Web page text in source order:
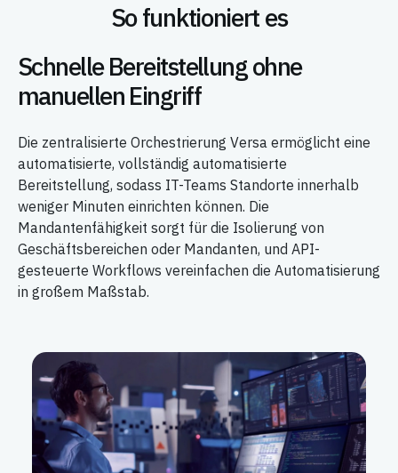
So funktioniert es
Schnelle Bereitstellung ohne
manuellen Eingriff
Die zentralisierte Orchestrierung Versa ermöglicht eine
automatisierte, vollständig automatisierte
Bereitstellung, sodass IT-Teams Standorte innerhalb
weniger Minuten einrichten können. Die
Mandantenfähigkeit sorgt für die Isolierung von
Geschäftsbereichen oder Mandanten, und API-
gesteuerte Workflows vereinfachen die Automatisierung
in großem Maßstab.